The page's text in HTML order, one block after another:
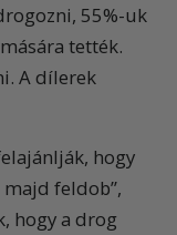
55%-uk
tették.
A dílerek
hogy
majd feldob”,
hogy a drog